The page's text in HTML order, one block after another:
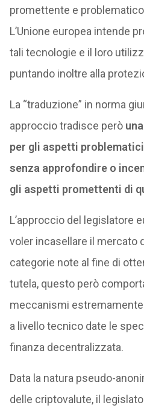
promettente e
L’Unione europea intende
tali tecnologie e il loro
puntando inoltre alla
La “traduzione” in norma
approccio tradisce però
per gli aspetti
senza approfondire o
gli aspetti promettenti di
L’approccio del legislatore
voler incasellare il mercato
categorie note al fine di
tutela, questo però
meccanismi
a livello tecnico date le
finanza decentralizzata.
Data la natura pseudo-
delle criptovalute, il